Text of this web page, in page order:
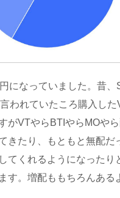
になっていました。昔、
われていたころ購入した
がVTやらBTIやらMOや
きたり、もともと無配だ
てくれるようになったり
す。増配ももちろんある